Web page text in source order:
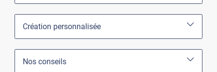
Création personnalisée
Nos conseils